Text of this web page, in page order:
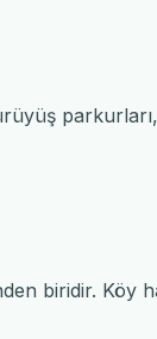
biridir. Köy